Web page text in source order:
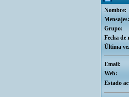
Nombre:
Mensajes:
Grupo:
Fecha de
Última
Email:
Web:
Estado